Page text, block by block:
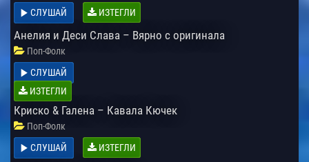
СЛУШАЙ
ИЗТЕГЛИ
Анелия и Деси Слава – Вярно с оригинала
Поп-Фолк
СЛУШАЙ
ИЗТЕГЛИ
Криско & Галена – Кавала Кючек
Поп-Фолк
СЛУШАЙ
ИЗТЕГЛИ